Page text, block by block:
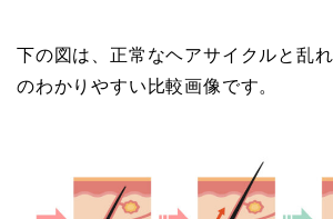
下の図は、正常なヘアサイクルと乱
のわかりやすい比較画像です。